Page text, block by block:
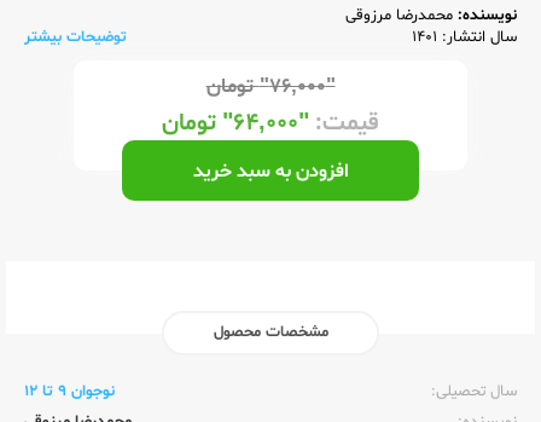
نویسنده: محمدرضا مرزوقی
سال انتشار: 1401
توضیحات بیشتر
"۷۶,۰۰۰" تومان
قیمت: "۶۴,۰۰۰" تومان
افزودن به سبد خرید
مشخصات محصول
سال تحصیلی:‌
نوجوان 9 تا 12